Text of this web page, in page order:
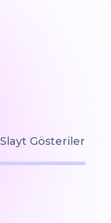
Slayt Gösterileri